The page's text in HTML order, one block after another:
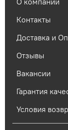
Контакты
Доставка и
Отзывы
Вакансии
Гарантия
Условия